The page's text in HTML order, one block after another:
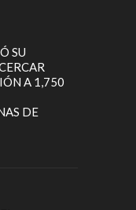
SU
A 1,750
DE